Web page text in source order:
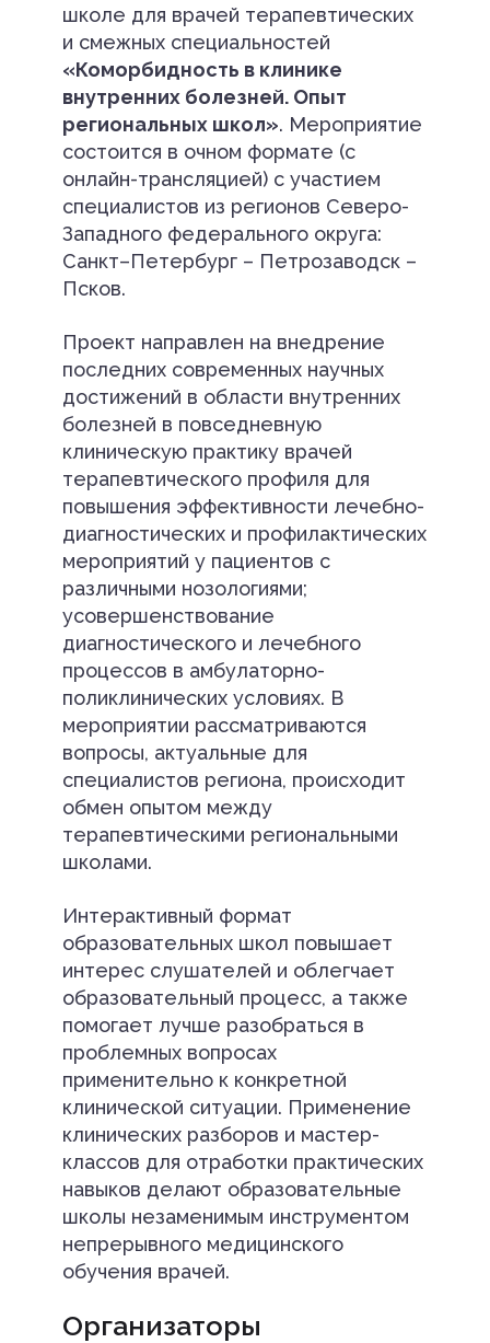
школе для врачей терапевтических
и смежных специальностей
«Коморбидность в клинике
внутренних болезней. Опыт
региональных школ». Мероприятие
состоится в очном формате (с
онлайн-трансляцией) с участием
специалистов из регионов Северо-
Западного федерального округа:
Санкт–Петербург – Петрозаводск –
Псков.
Проект направлен на внедрение
последних современных научных
достижений в области внутренних
болезней в повседневную
клиническую практику врачей
терапевтического профиля для
повышения эффективности лечебно-
диагностических и профилактических
мероприятий у пациентов с
различными нозологиями;
усовершенствование
диагностического и лечебного
процессов в амбулаторно-
поликлинических условиях. В
мероприятии рассматриваются
вопросы, актуальные для
специалистов региона, происходит
обмен опытом между
терапевтическими региональными
школами.
Интерактивный формат
образовательных школ повышает
интерес слушателей и облегчает
образовательный процесс, а также
помогает лучше разобраться в
проблемных вопросах
применительно к конкретной
клинической ситуации. Применение
клинических разборов и мастер-
классов для отработки практических
навыков делают образовательные
школы незаменимым инструментом
непрерывного медицинского
обучения врачей.
Организаторы